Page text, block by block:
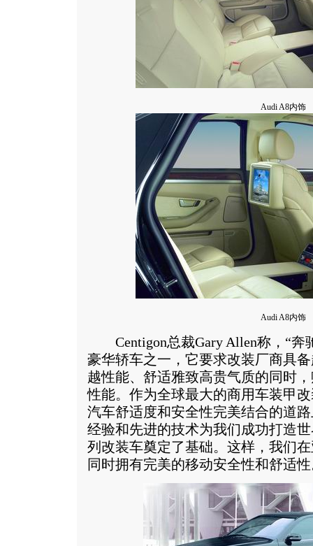
Audi A8内饰
Audi A8内饰
Centigon总裁Gary Allen称，“奔
豪华轿车之一，它要求改装厂商具
越性能、舒适雅致高贵气质的同时
性能。作为全球最大的商用车装甲
汽车舒适度和安全性完美结合的道
经验和先进的技术为我们成功打造
列改装车奠定了基础。这样，我们
同时拥有完美的移动安全性和舒适性